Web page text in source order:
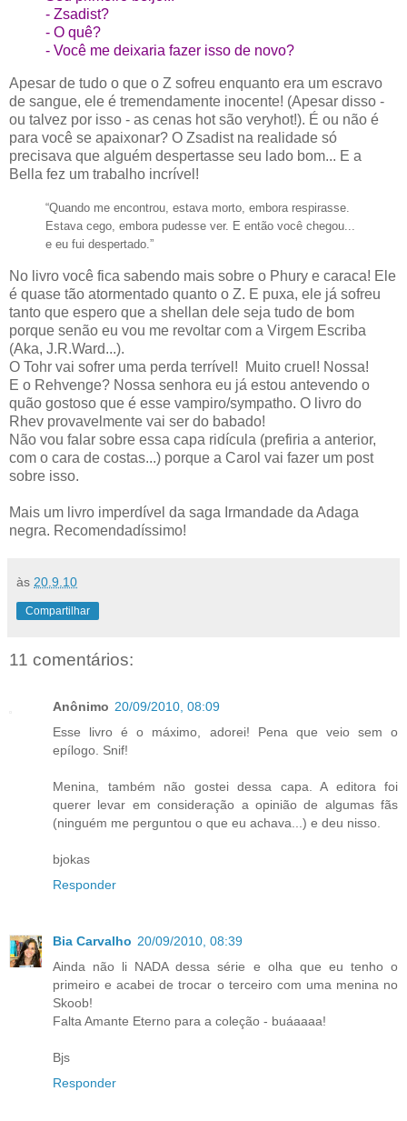
- Zsadist?
- O quê?
- Você me deixaria fazer isso de novo?
Apesar de tudo o que o Z sofreu enquanto era um escravo
de sangue, ele é tremendamente inocente! (Apesar disso -
ou talvez por isso - as cenas hot são veryhot!). É ou não é
para você se apaixonar? O Zsadist na realidade só
precisava que alguém despertasse seu lado bom... E a
Bella fez um trabalho incrível!
“Quando me encontrou, estava morto, embora respirasse.
Estava cego, embora pudesse ver. E então você chegou...
e eu fui despertado .”
No livro você fica sabendo mais sobre o Phury e caraca! Ele
é quase tão atormentado quanto o Z. E puxa, ele já sofreu
tanto que espero que a shellan dele seja tudo de bom
porque senão eu vou me revoltar com a Virgem Escriba
(Aka, J.R.Ward...).
O Tohr vai sofrer uma perda terrível! Muito cruel! Nossa!
E o Rehvenge? Nossa senhora eu já estou antevendo o
quão gostoso que é esse vampiro/sympatho. O livro do
Rhev provavelmente vai ser do babado!
Não vou falar sobre essa capa ridícula (prefiria a anterior,
com o cara de costas...) porque a Carol vai fazer um post
sobre isso.
Mais um livro imperdível da saga Irmandade da Adaga
negra. Recomendadíssimo!
às 20.9.10
Compartilhar
11 comentários:
Anônimo 20/09/2010, 08:09
Esse livro é o máximo, adorei! Pena que veio sem o
epílogo. Snif!
Menina, também não gostei dessa capa. A editora foi
querer levar em consideração a opinião de algumas fãs
(ninguém me perguntou o que eu achava...) e deu nisso.
bjokas
Responder
Bia Carvalho 20/09/2010, 08:39
Ainda não li NADA dessa série e olha que eu tenho o
primeiro e acabei de trocar o terceiro com uma menina no
Skoob!
Falta Amante Eterno para a coleção - buáaaaa!
Bjs
Responder